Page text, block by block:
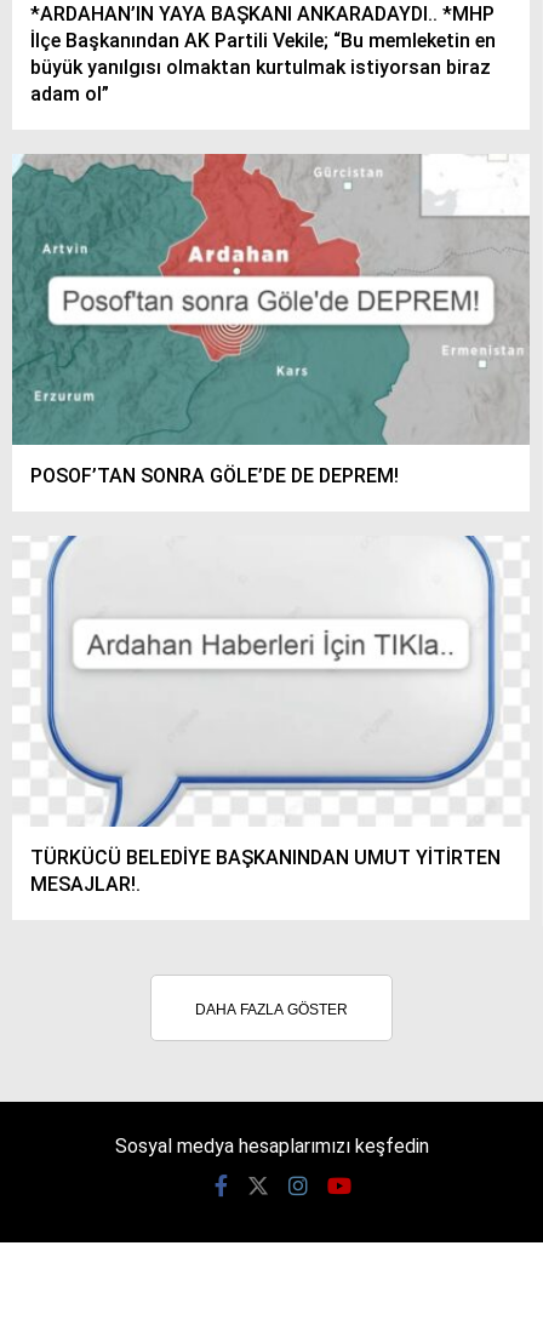
*ARDAHAN’IN YAYA BAŞKANI ANKARADAYDI.. *MHP
İlçe Başkanından AK Partili Vekile; “Bu memleketin en
büyük yanılgısı olmaktan kurtulmak istiyorsan biraz
adam ol”
POSOF’TAN SONRA GÖLE’DE DE DEPREM!
TÜRKÜCÜ BELEDİYE BAŞKANINDAN UMUT YİTİRTEN
MESAJLAR!.
DAHA FAZLA GÖSTER
Sosyal medya hesaplarımızı keşfedin